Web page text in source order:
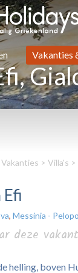
Vakanties
Vakanties > Villa's >
, Messinia -
deze
helling, boven